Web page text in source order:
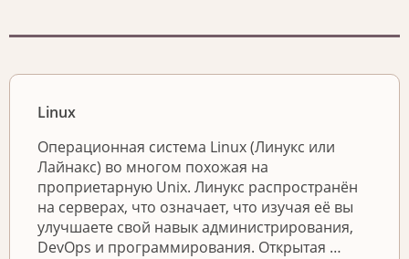
Linux
Операционная система Linux (Линукс или
Лайнакс) во многом похожая на
проприетарную Unix. Линукс распространён
на серверах, что означает, что изучая её вы
улучшаете свой навык администрирования,
DevOps и программирования. Открытая …